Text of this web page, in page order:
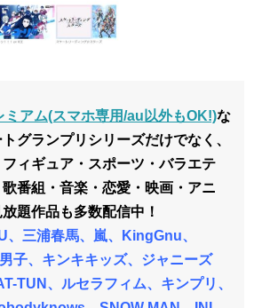
アム(スマホ専用/au以外もOK!)な
グランプリシリーズだけでなく、
ィギュア・スポーツ・バラエテ
番組・音楽・恋愛・映画・アニ
題作品も多数配信中！
、三浦春馬、嵐、KingGnu、
子、キンキキッズ、ジャニーズ
TUN、ルセラフィム、キンプリ、